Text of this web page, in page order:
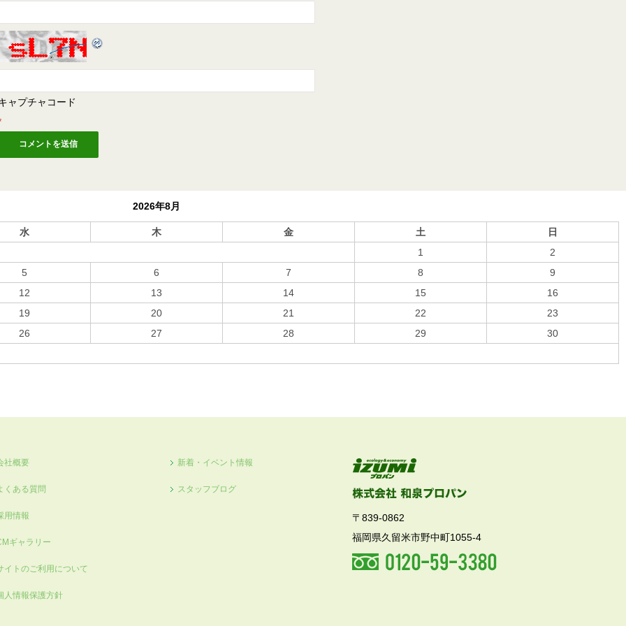
ャプチャコード
2026年8月
水 木 金 土
日
1
2
5 6 7 8
9
12 13 14 15
16
19 20 21 22
23
26 27 28 29
30
社概要
くある質問
用情報
ギャラリー
イトのご利用について
人情報保護方針
新着・イベント情報
スタッフブログ
〒839-0862
福岡県久留米市野中町1055-4